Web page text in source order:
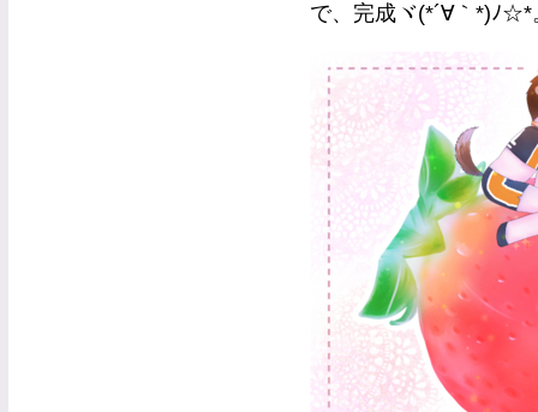
で、完成ヾ(*´∀｀*)ﾉ☆*